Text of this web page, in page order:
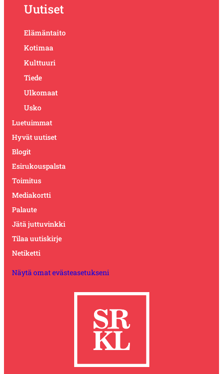
Uutiset
Elämäntaito
Kotimaa
Kulttuuri
Tiede
Ulkomaat
Usko
Luetuimmat
Hyvät uutiset
Blogit
Esirukouspalsta
Toimitus
Mediakortti
Palaute
Jätä juttuvinkki
Tilaa uutiskirje
Netiketti
Näytä omat evästeasetukseni